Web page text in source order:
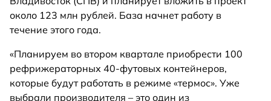
около 123 млн рублей. База начнет работу в
течение этого года.
«Планируем во втором квартале приобрести 100
рефрижераторных 40-футовых контейнеров,
которые будут работать в режиме «термос». Уже
выбрали производителя – это один из